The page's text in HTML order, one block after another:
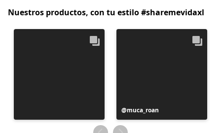
Nuestros productos, con tu estilo #sharemevidaxl
Publicación
realizada
por
muca_roan